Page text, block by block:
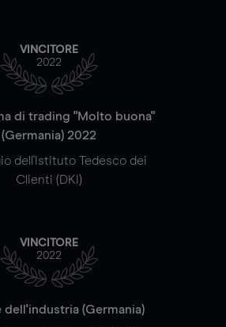
VINCITORE
2022
di trading "Molto buona"
(Germania) 2022
dell'Istituto Tedesco dei
Clienti (DKI)
VINCITORE
2022
dell'industria (Germania)